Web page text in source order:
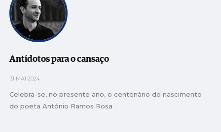
Antídotos para o cansaço
31 MAI 2024
Celebra-se, no presente ano, o centenário do nascimento
do poeta António Ramos Rosa